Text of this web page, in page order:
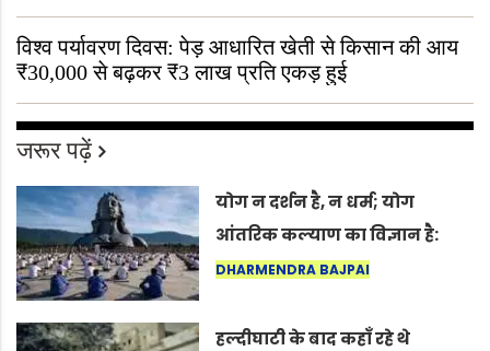
विश्व पर्यावरण दिवस: पेड़ आधारित खेती से किसान की आय
₹30,000 से बढ़कर ₹3 लाख प्रति एकड़ हुई
जरूर पढ़ें
योग न दर्शन है, न धर्म; योग
आंतरिक कल्याण का विज्ञान है:
अंतरराष्ट्रीय योग दिवस 2026 पर
DHARMENDRA BAJPAI
हल्दीघाटी के बाद कहाँ रहे थे